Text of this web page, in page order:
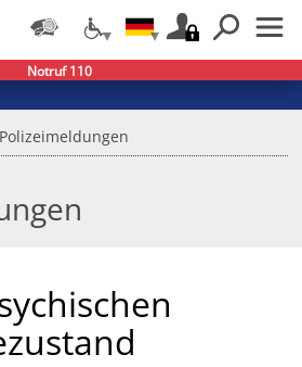
Polizeimeldungen
Notruf 110